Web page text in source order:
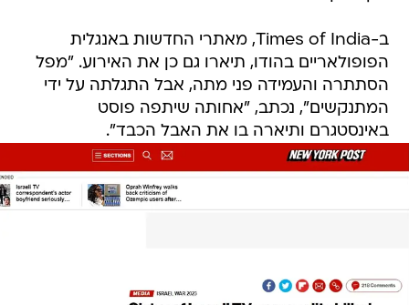
ב-Times of India, מאתרי החדשות באנגלית
הפופולאריים בהודו, תיארו גם כן את האירוע. "מפל
הסתתרה והעמידה פני מתה, אבל התגלתה על ידי
המתנקשים", נכתב, "אחותה שיתפה פוסט
באינסטגרם ותיארה בו את האבל הכבד".